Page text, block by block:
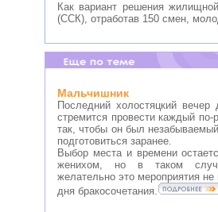
Как вариант решения
(ССК), отработав 150 смен,
Мальчишник
Последний холостяцкий вечер
стремится провести каждый по-
так, чтобы он был
подготовиться заранее.
Выбор места и времени
женихом, но в таком
желательно это мероприятия не
дня бракосочетания.